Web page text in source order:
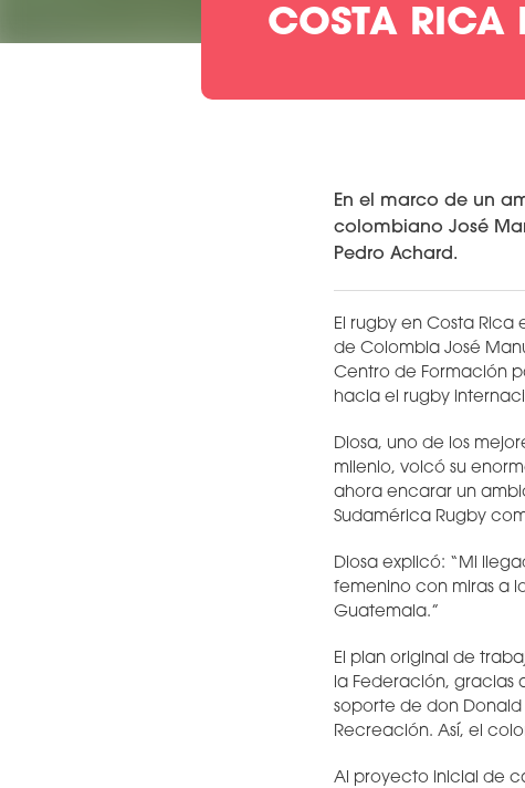
COSTA RICA
En el marco de un
colombiano José
Pedro Achard.
El rugby en Costa
de Colombia José
Centro de Formación
hacia el rugby
Diosa, uno de los
milenio, volcó su
ahora encarar un
Sudamérica Rugby
Diosa explicó: “Mi
femenino con miras a
Guatemala.”
El plan original de
la Federación, gracias
soporte de don Donald
Recreación. Así, el
Al proyecto inicial de